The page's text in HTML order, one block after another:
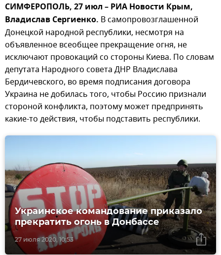
СИМФЕРОПОЛЬ, 27 июл – РИА Новости Крым,
Владислав Сергиенко. В самопровозглашенной
Донецкой народной республики, несмотря на
объявленное всеобщее прекращение огня, не
исключают провокаций со стороны Киева. По словам
депутата Народного совета ДНР Владислава
Бердичевского, во время подписания договора
Украина не добилась того, чтобы Россию признали
стороной конфликта, поэтому может предпринять
какие-то действия, чтобы подставить республики.
27 июля 2020, 10:53
Украинское командование приказало
прекратить огонь в Донбассе